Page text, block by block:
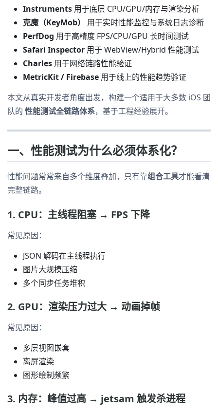
Instruments 用于底层 CPU/GPU/内存与渲染分析
克魔（KeyMob）
用于实时性能监控与系统日志诊断
PerfDog 用于高精度 FPS/CPU/GPU 长时间测试
Safari Inspector 用于 WebView/Hybrid 性能测试
Charles 用于网络链路性能验证
MetricKit / Firebase 用于线上的性能趋势验证
本文从真实开发者角度出发，构建一个适用于大多数 iOS 团
队的 性能测试全链路体系，基于工程经验展开。
一、性能测试为什么必须体系化？
性能问题常常来自多个维度叠加，只有靠组合工具才能看清
完整链路。
1. CPU：主线程阻塞 → FPS 下降
常见原因：
JSON 解码在主线程执行
图片大规模压缩
多个同步任务堆积
2. GPU：渲染压力过大 → 动画掉帧
常见原因：
多层视图嵌套
离屏渲染
图形绘制频繁
3. 内存：峰值过高 → jetsam 触发杀进程